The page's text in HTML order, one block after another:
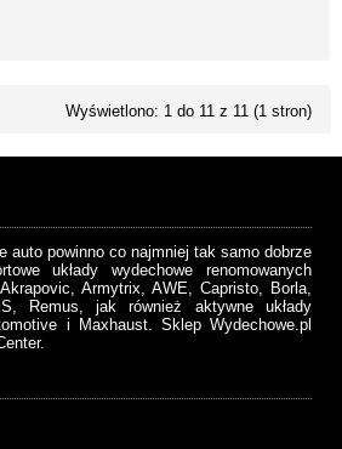
Wyświetlono: 1 do 11 z 11 (1 stron)
auto powinno co najmniej tak samo dobrze
układy wydechowe renomowanych
Armytrix, AWE, Capristo, Borla,
Remus, jak również aktywne układy
i Maxhaust. Sklep Wydechowe.pl